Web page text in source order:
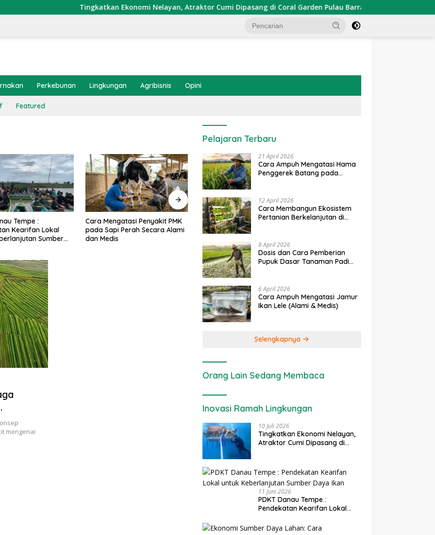
Tingkatkan Ekonomi Nelayan, Atraktor Cumi Dipasang di Coral Garden Pulau Barrang Caddi
Perkebunan Lingkungan Agribisnis Opini
Featured
Penyakit PMK
Perah Secara Alami
Dosis dan Cara Pemupukan
Tanaman Padi pada Fase
Vegetatif Aktif yang Tepat
Penerapan IoT dalam
Pertanian Modern di Indonesia
Ekonomi Sumber Daya Lahan:
mengenai
Pelajaran Terbaru
21 April 2026
Cara Ampuh Mengatasi Hama
Penggerek Batang pada
12 April 2026
Cara Membangun Ekosistem
Pertanian Berkelanjutan di
8 April 2026
Dosis dan Cara Pemberian
Pupuk Dasar Tanaman Padi
6 April 2026
Cara Ampuh Mengatasi Jamur
Ikan Lele (Alami & Medis)
Selengkapnya
Orang Lain Sedang Membaca
Inovasi Ramah Lingkungan
10 Juli 2026
Tingkatkan Ekonomi Nelayan,
Atraktor Cumi Dipasang di
11 Juni 2026
PDKT Danau Tempe :
Pendekatan Kearifan Lokal
Daya Ikan